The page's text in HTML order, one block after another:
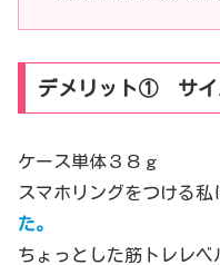
デメリット① サイ
ケース単体３８ｇ
スマホリングをつける私
た。
ちょっとした筋トレレベ